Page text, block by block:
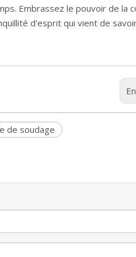
Embrassez le pouvoir de la
d'esprit qui vient de
de soudage